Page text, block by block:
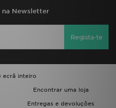
na Newsletter
Regista-te
ecrã inteiro
Encontrar uma loja
Entregas e devoluções